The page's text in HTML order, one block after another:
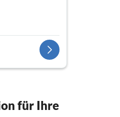
für Ihre